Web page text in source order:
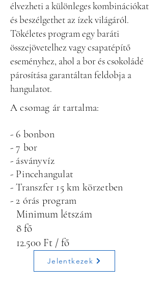
élvezheti a különleges kombinációkat
és beszélgethet az ízek világáról.
Tökéletes program egy baráti
összejövetelhez vagy csapatépítő
eseményhez, ahol a bor és csokoládé
párosítása garantáltan feldobja a
hangulatot.
A csomag ár tartalma:
- 6 bonbon
- 7 bor
- ásványvíz
- Pincehangulat
- Transzfer 15 km körzetben
- 2 órás program
Minimum létszám
8 fő
12.500 Ft / fő
Jelentkezek